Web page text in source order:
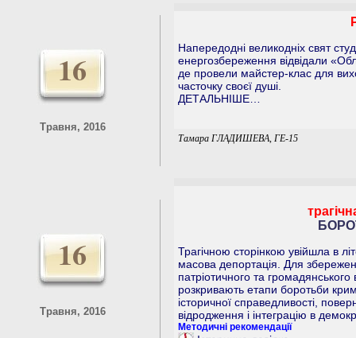
16
Травня, 2016
Напередодні великодніх свят
енергозбереження відвідали
де провели майстер-клас для
часточку своєї душі.
ДЕТАЛЬНІШЕ…
Тамара ГЛАДИШЕВА, ГЕ-15
16
Травня, 2016
Трагічною сторінкою увійшла в
масова депортація. Для
патріотичного та
розкривають етапи боротьби
історичної справедливості,
відродження і інтеграцію в
Методичні рекомендації